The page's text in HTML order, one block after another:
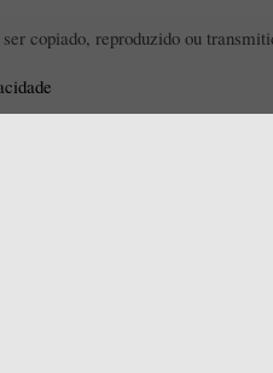
copiado, reproduzido ou